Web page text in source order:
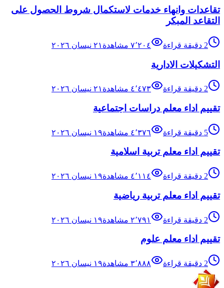
تقاعدات وانهاء خدمات لاستكمال شروط الحصول على
التقاعد المبكر
2 دقيقة قراءة ٧٬٢٠٤ مشاهدة ٢١ نيسان ٢٠٢٦
التشكيلات الادارية
2 دقيقة قراءة ٤٬٤٧٣ مشاهدة ٢١ نيسان ٢٠٢٦
تقييم اداء معلم دراسات اجتماعية
5 دقيقة قراءة ٤٬٣٧٦ مشاهدة١٩ نيسان ٢٠٢٦
تقييم اداء معلم تربية اسلامية
2 دقيقة قراءة ٤٬١١٤ مشاهدة١٩ نيسان ٢٠٢٦
تقييم اداء معلم تربية رياضية
2 دقيقة قراءة ٢٬٧٩١ مشاهدة١٩ نيسان ٢٠٢٦
تقييم اداء معلم علوم
2 دقيقة قراءة ٣٬٨٨٨ مشاهدة١٩ نيسان ٢٠٢٦